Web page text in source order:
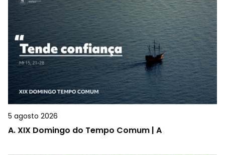
5 agosto 2026
A.XIX Domingo do Tempo Comum | A